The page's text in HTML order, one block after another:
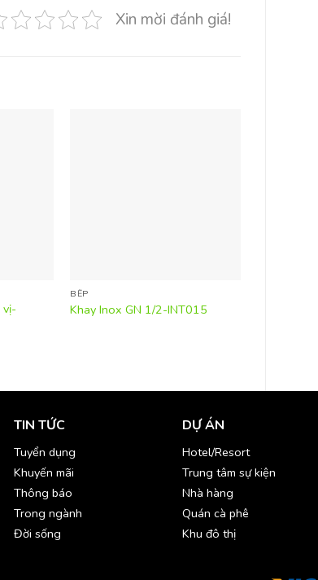
Xin mời đánh giá!
vị-
BẾP
Khay Inox GN 1/2-INT015
TIN TỨC
Tuyển dụng
Khuyến mãi
Thông báo
Trong ngành
Đời sống
DỰ ÁN
Hotel/Resort
Trung tâm sự kiện
Nhà hàng
Quán cà phê
Khu đô thị